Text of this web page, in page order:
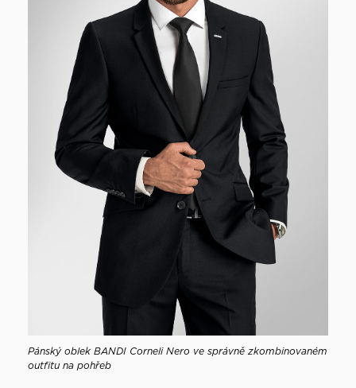
Pánský oblek BANDI Corneli Nero ve správně zkombinovaném
outfitu na pohřeb